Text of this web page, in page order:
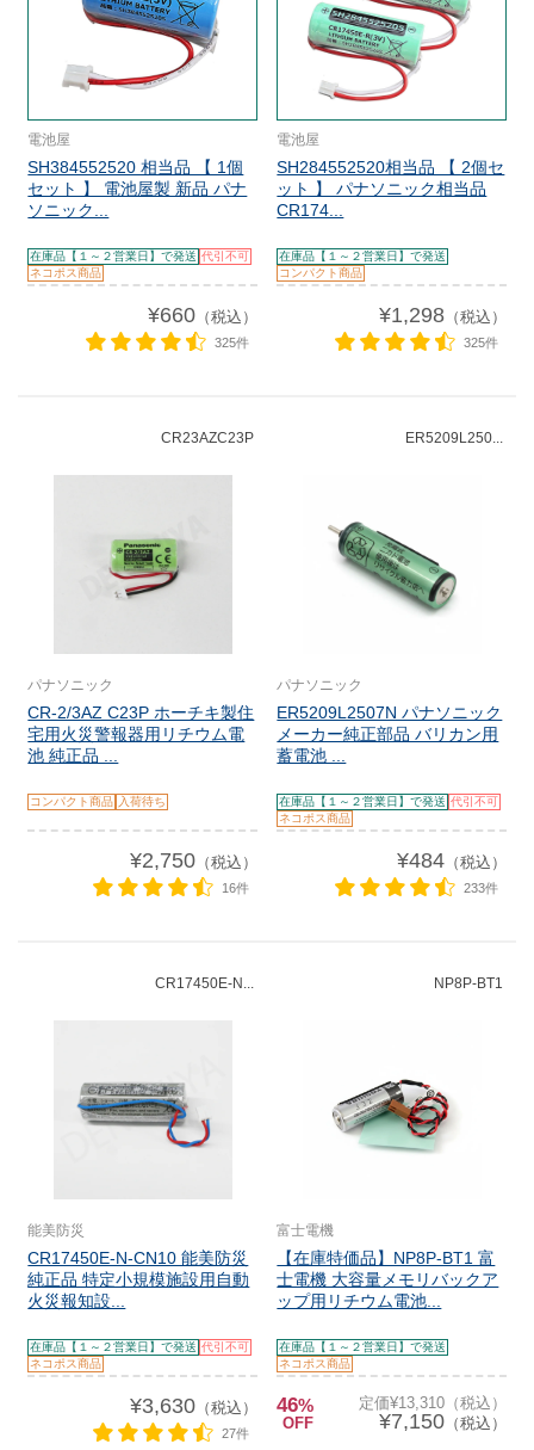
電池屋
SH384552520 相当品 【 1個
セット 】 電池屋製 新品 パナ
ソニック...
在庫品【１～２営業日】で発送 代引不可
ネコポス商品
¥660（税込）
325件
電池屋
SH284552520相当品 【 2個セ
ット 】 パナソニック相当品
CR174...
在庫品【１～２営業日】で発送
コンパクト商品
¥1,298（税込）
325件
CR23AZC23P
パナソニック
CR-2/3AZ C23P ホーチキ製住
宅用火災警報器用リチウム電
池 純正品 ...
コンパクト商品 入荷待ち
¥2,750（税込）
16件
ER5209L250...
パナソニック
ER5209L2507N パナソニック
メーカー純正部品 バリカン用
蓄電池 ...
在庫品【１～２営業日】で発送 代引不可
ネコポス商品
¥484（税込）
233件
CR17450E-N...
能美防災
CR17450E-N-CN10 能美防災
純正品 特定小規模施設用自動
火災報知設...
在庫品【１～２営業日】で発送 代引不可
ネコポス商品
¥3,630（税込）
27件
NP8P-BT1
富士電機
【在庫特価品】NP8P-BT1 富
士電機 大容量メモリバックア
ップ用リチウム電池...
在庫品【１～２営業日】で発送
ネコポス商品
46%
OFF
定価¥13,310（税込）
¥7,150（税込）